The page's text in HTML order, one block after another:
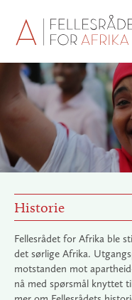
Historie
Fellesrådet for Afrika ble
det sørlige Afrika.
motstanden mot
nå med spørsmål knyttet